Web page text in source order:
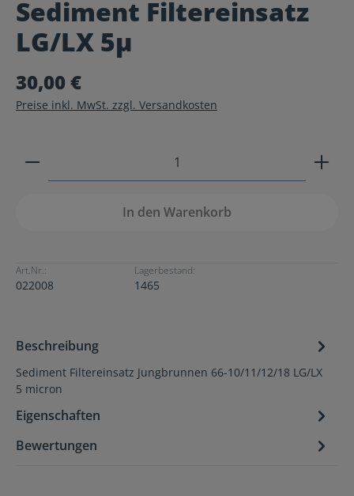
Durchschnittliche Bewertung von 0 von 5 Sternen
Sediment Filtereinsatz
LG/LX 5µ
30,00 €
Preise inkl. MwSt. zzgl. Versandkosten
Produkt Anzahl: Gib den gewünschten Wert ein
In den Warenkorb
Art.Nr.:
022008
Lagerbestand:
1465
Beschreibung
Sediment Filtereinsatz Jungbrunnen 66-10/11/12/18 LG/LX
5 micron
Eigenschaften
Bewertungen